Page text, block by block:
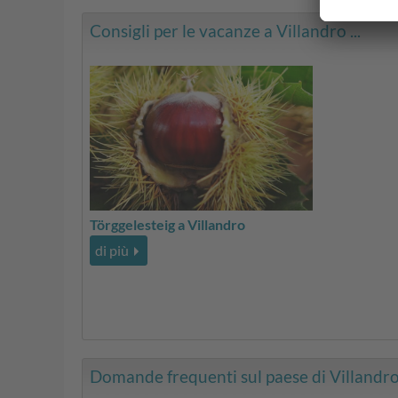
Consigli per le vacanze a Villandro ...
Törggelesteig a Villandro
di più
Domande frequenti sul paese di